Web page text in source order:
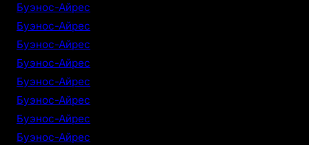
Буэнос-Айрес
Буэнос-Айрес
Буэнос-Айрес
Буэнос-Айрес
Буэнос-Айрес
Буэнос-Айрес
Буэнос-Айрес
Буэнос-Айрес